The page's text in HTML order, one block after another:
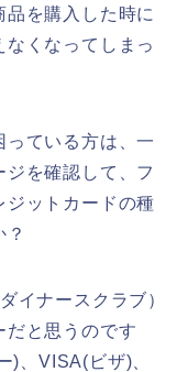
を購入した時に
くなってしまっ
ている方は、一
を確認して、フ
ジットカードの種
イナースクラブ）
だと思うのです
)、VISA(ビザ)、